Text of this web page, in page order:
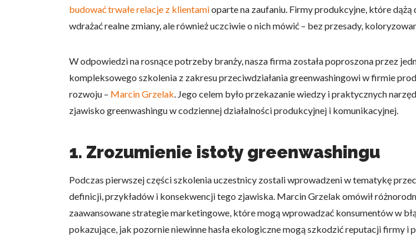
budować trwałe relacje z klientamioparte na zaufaniu. Firmy produkcyjne, które
wdrażać realne zmiany, ale również uczciwie o nich mówić – bez przesady,
W odpowiedzi na rosnące potrzeby branży, nasza firma została poproszona przez
kompleksowego szkolenia z zakresu przeciwdziałania greenwashingowi w firmie
rozwoju – Marcin Grzelak. Jego celem było przekazanie wiedzy i praktycznych
zjawisko greenwashingu w codziennej działalności produkcyjnej i komunikacyjnej.
1. Zrozumienie istoty greenwashingu
Podczas pierwszej części szkolenia uczestnicy zostali wprowadzeni w tematykę
definicji, przykładów i konsekwencji tego zjawiska. Marcin Grzelak omówił
zaawansowane strategie marketingowe, które mogą wprowadzać konsumentów w
pokazujące, jak pozornie niewinne hasła ekologiczne mogą szkodzić reputacji firmy i